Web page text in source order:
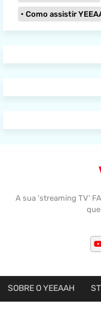
Como assistir
A sua 'streaming TV'
SOBRE O YEEAAH